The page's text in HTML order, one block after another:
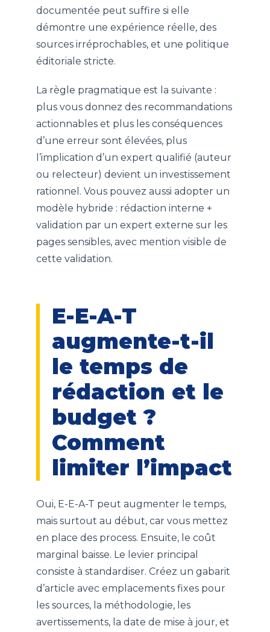
documentée peut suffire si elle
démontre une expérience réelle, des
sources irréprochables, et une politique
éditoriale stricte.
La règle pragmatique est la suivante :
plus vous donnez des recommandations
actionnables et plus les conséquences
d’une erreur sont élevées, plus
l’implication d’un expert qualifié (auteur
ou relecteur) devient un investissement
rationnel. Vous pouvez aussi adopter un
modèle hybride : rédaction interne +
validation par un expert externe sur les
pages sensibles, avec mention visible de
cette validation.
E-E-A-T
augmente-t-il
le temps de
rédaction et le
budget ?
Comment
limiter l’impact
Oui, E-E-A-T peut augmenter le temps,
mais surtout au début, car vous mettez
en place des process. Ensuite, le coût
marginal baisse. Le levier principal
consiste à standardiser. Créez un gabarit
d’article avec emplacements fixes pour
les sources, la méthodologie, les
avertissements, la date de mise à jour, et